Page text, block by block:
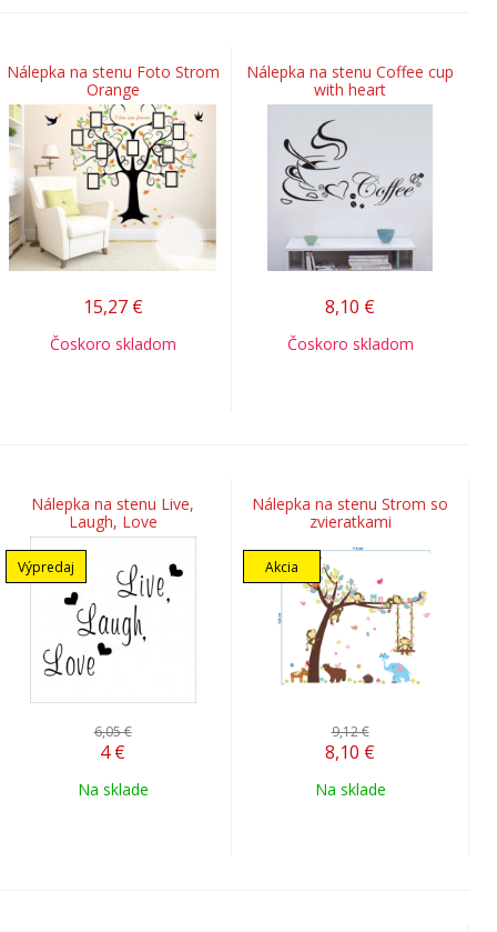
Nálepka na stenu Foto Strom
Orange
15,27 €
Čoskoro skladom
Nálepka na stenu Coffee cup
with heart
8,10 €
Čoskoro skladom
Nálepka na stenu Live,
Laugh, Love
Výpredaj
6,05 €
4 €
Na sklade
Nálepka na stenu Strom so
zvieratkami
Akcia
9,12 €
8,10 €
Na sklade